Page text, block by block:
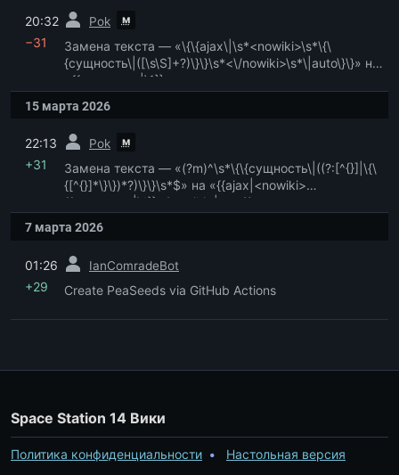
20:32 Pok м
−31
Замена текста — «\{\{ajax\|\s*<nowiki>\s*\{\
{сущность\|([\s\S]+?)\}\}\s*<\/nowiki>\s*\|auto\}\}» на
«{{сущность|\1}}»
15 марта 2026
22:13 Pok м
+31
Замена текста — «(?m)^\s*\{\{сущность\|((?:[^{}]|\{\
{[^{}]*\}\})*?)\}\}\s*$» на «{{ajax|<nowiki>
{{сущность|\1}}</nowiki>|auto}}»
7 марта 2026
01:26 IanComradeBot
+29 Create PeaSeeds via GitHub Actions
Space Station 14 Вики
Политика конфиденциальности Настольная версия